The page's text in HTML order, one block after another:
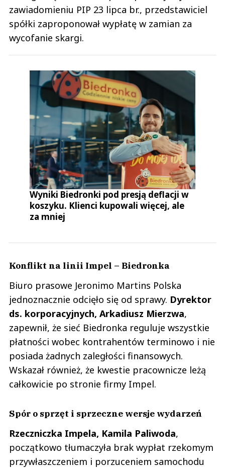
zawiadomieniu PIP 23 lipca br., przedstawiciel
spółki zaproponował wypłatę w zamian za
wycofanie skargi.
Wyniki Biedronki pod presją deflacji w
koszyku. Klienci kupowali więcej, ale
za mniej
Konflikt na linii Impel – Biedronka
Biuro prasowe Jeronimo Martins Polska
jednoznacznie odcięło się od sprawy. Dyrektor
ds. korporacyjnych, Arkadiusz Mierzwa,
zapewnił, że sieć Biedronka reguluje wszystkie
płatności wobec kontrahentów terminowo i nie
posiada żadnych zaległości finansowych.
Wskazał również, że kwestie pracownicze leżą
całkowicie po stronie firmy Impel.
Spór o sprzęt i sprzeczne wersje wydarzeń
Rzeczniczka Impela, Kamila Paliwoda,
początkowo tłumaczyła brak wypłat rzekomym
przywłaszczeniem i porzuceniem samochodu